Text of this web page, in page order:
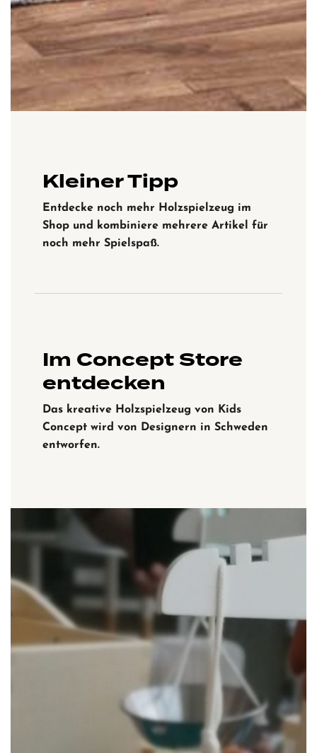
Kleiner Tipp
Entdecke noch mehr Holzspielzeug im
Shop und kombiniere mehrere Artikel für
noch mehr Spielspaß.
Im Concept Store
entdecken
Das kreative Holzspielzeug von Kids
Concept wird von Designern in Schweden
entworfen.